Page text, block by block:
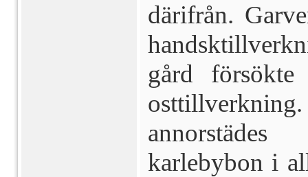
där­ifrån.
gård
karlebybon i